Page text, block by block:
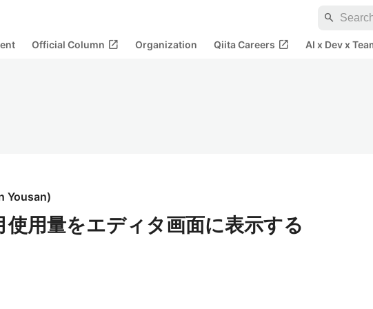
search
Official Column open_in_new Organization Qiita Careers open_in_new AI x Dev x
Yousan)
用量をエディタ画面に表示する